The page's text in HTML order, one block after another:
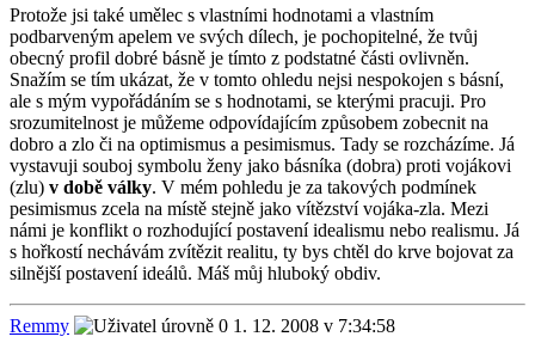
Protože jsi také umělec s vlastními hodnotami a vlastním
podbarveným apelem ve svých dílech, je pochopitelné, že tvůj
obecný profil dobré básně je tímto z podstatné části ovlivněn.
Snažím se tím ukázat, že v tomto ohledu nejsi nespokojen s básní,
ale s mým vypořádáním se s hodnotami, se kterými pracuji. Pro
srozumitelnost je můžeme odpovídajícím způsobem zobecnit na
dobro a zlo či na optimismus a pesimismus. Tady se rozcházíme. Já
vystavuji souboj symbolu ženy jako básníka (dobra) proti vojákovi
(zlu) v době války. V mém pohledu je za takových podmínek
pesimismus zcela na místě stejně jako vítězství vojáka-zla. Mezi
námi je konflikt o rozhodující postavení idealismu nebo realismu. Já
s hořkostí nechávám zvítězit realitu, ty bys chtěl do krve bojovat za
silnější postavení ideálů. Máš můj hluboký obdiv.
Remmy
1. 12. 2008 v 7:34:58